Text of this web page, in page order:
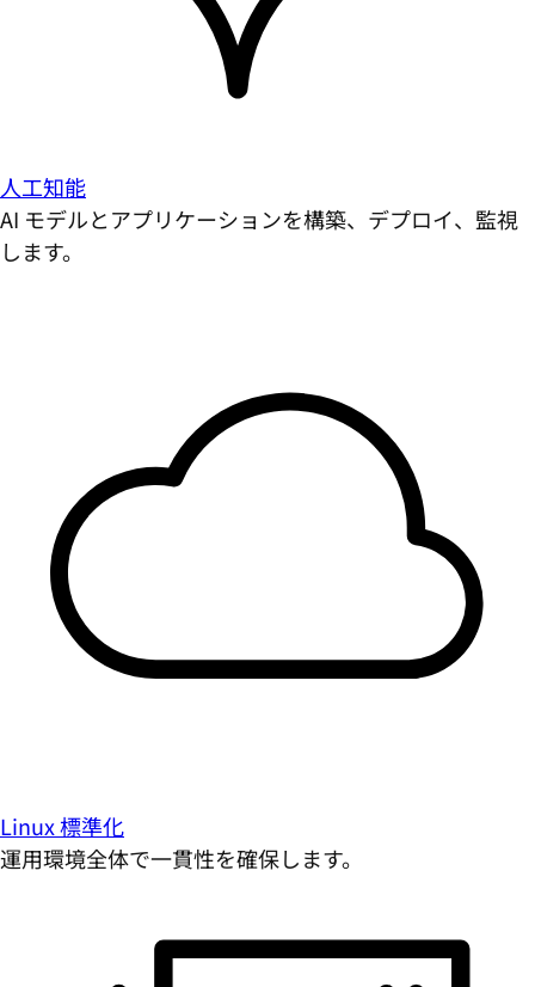
人工知能
AI モデルとアプリケーションを構築、デプロイ、監視
します。
Linux 標準化
運用環境全体で一貫性を確保します。